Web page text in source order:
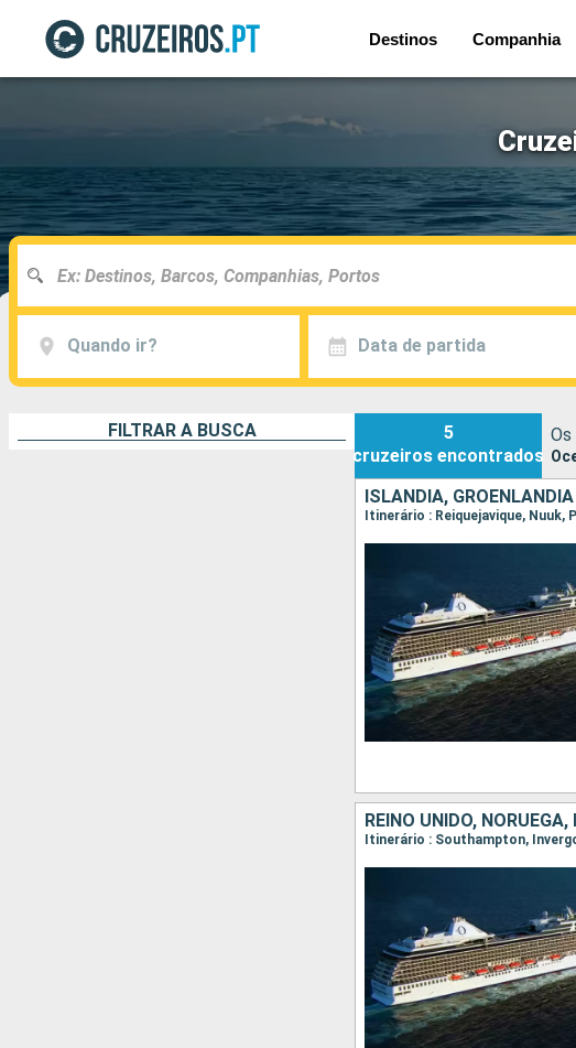
Destinos Companhia
Quando ir? Data de partida
FILTRAR A BUSCA
5
cruzeiros encontrados
ISLÂNDIA, GROENLANDIA
Itinerário : Reiquejavique,
REINO UNIDO,
Itinerário : Southampton,